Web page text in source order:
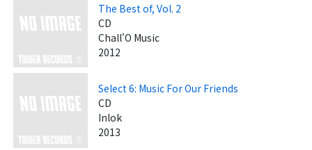
The Best of, Vol. 2
CD
Chall'O Music
2012
Select 6: Music For Our Friends
CD
Inlok
2013